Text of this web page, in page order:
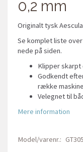
0,2 mm
Originalt tysk
Se komplet liste
nede på siden.
Klipper
Godkendt
række
Velegnet til
Mere information
Model/varenr.: GT305